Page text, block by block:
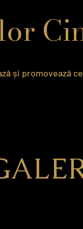
și promovează